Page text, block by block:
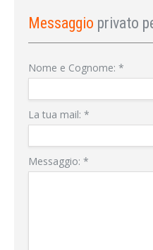
Messaggio privato
Nome e Cognome: *
La tua mail: *
Messaggio: *